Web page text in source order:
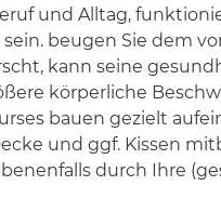
und Alltag,
beugen Sie dem
kann seine
körperliche
bauen gezielt
und ggf. Kissen
durch Ihre